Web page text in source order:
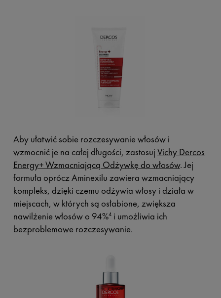
Aby ułatwić sobie rozczesywanie włosów i
wzmocnić je na całej długości, zastosuj Vichy Dercos
Energy+ Wzmacniającą Odżywkę do włosów. Jej
formuła oprócz Aminexilu zawiera wzmacniający
kompleks, dzięki czemu odżywia włosy i działa w
miejscach, w których są osłabione, zwiększa
nawilżenie włosów o 94%4i umożliwia ich
bezproblemowe rozczesywanie.